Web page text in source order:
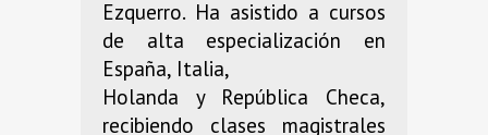
Ezquerro. Ha asistido a cursos
de alta especialización en
España, Italia,
Holanda y República Checa,
recibiendo clases magistrales